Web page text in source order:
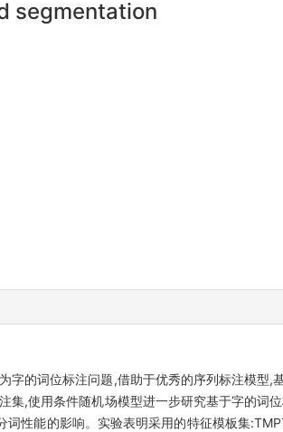
segmentation
的词位标注问题,借助于优秀的序列标注模型,
,使用条件随机场模型进一步研究基于字的词
性能的影响。实验表明采用的特征模板集